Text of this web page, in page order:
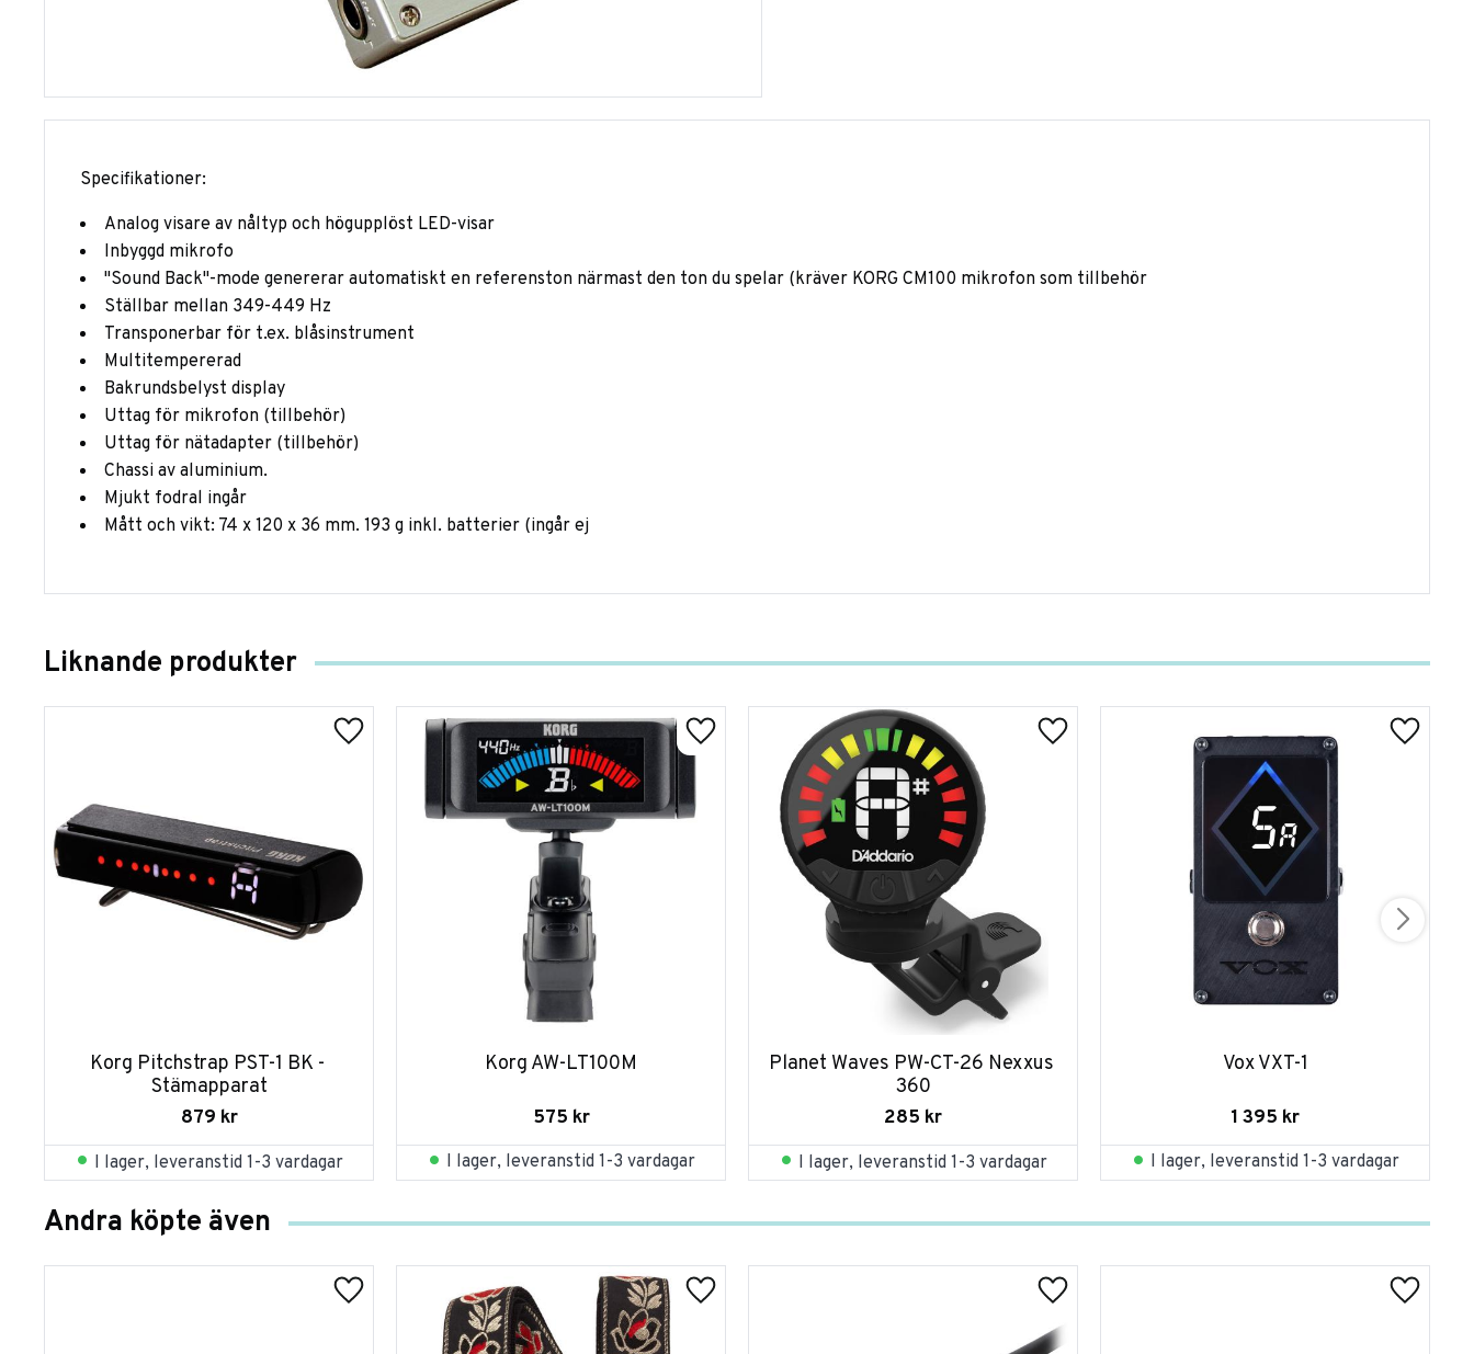
Specifikationer:
Analog visare av nåltyp och högupplöst LED-visar
Inbyggd mikrofo
"Sound Back"-mode genererar automatiskt en referenston närmast den ton du spelar (kräver KORG CM100 mikrofon som tillbehör
Ställbar mellan 349-449 Hz
Transponerbar för t.ex. blåsinstrument
Multitempererad
Bakrundsbelyst display
Uttag för mikrofon (tillbehör)
Uttag för nätadapter (tillbehör)
Chassi av aluminium.
Mjukt fodral ingår
Mått och vikt: 74 x 120 x 36 mm. 193 g inkl. batterier (ingår ej
Liknande produkter
Korg Pitchstrap PST-1 BK -
Stämapparat
879 kr
I lager, leveranstid 1-3 vardagar
Korg AW-LT100M
575 kr
I lager, leveranstid 1-3 vardagar
Planet Waves PW-CT-26 Nexxus
360
285 kr
I lager, leveranstid 1-3 vardagar
Vox VXT-1
1 395 kr
I lager, leveranstid 1-3 vardagar
Andra köpte även